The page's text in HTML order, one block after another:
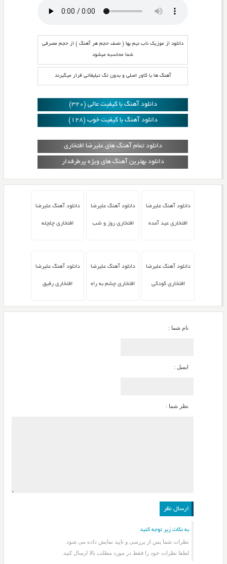
دانلود از موزیک ناب نیم بها ( نصف حجم هر آهنگ ) از حجم مصرفی
شما محاسبه میشود
آهنگ ها با کاور اصلی و بدون تگ تبلیغاتی قرار میگیرند
دانلود آهنگ با کیفیت عالی (320)
دانلود آهنگ با کیفیت خوب (128)
دانلود تمام آهنگ های علیرضا افتخاری
دانلود بهترین آهنگ های ویژه پرطرفدار
دانلود آهنگ علیرضا
افتخاری عید آمده
دانلود آهنگ علیرضا
افتخاری روز و شب
دانلود آهنگ علیرضا
افتخاری چلچله
دانلود آهنگ علیرضا
افتخاری کودکی
دانلود آهنگ علیرضا
افتخاری چشم به راه
دانلود آهنگ علیرضا
افتخاری رفیق
نام شما :
ایمیل :
نظر شما :
به نکات زیر توجه کنید
نظرات شما پس از بررسی و تایید نمایش داده می شود.
لطفا نظرات خود را فقط در مورد مطلب بالا ارسال کنید.